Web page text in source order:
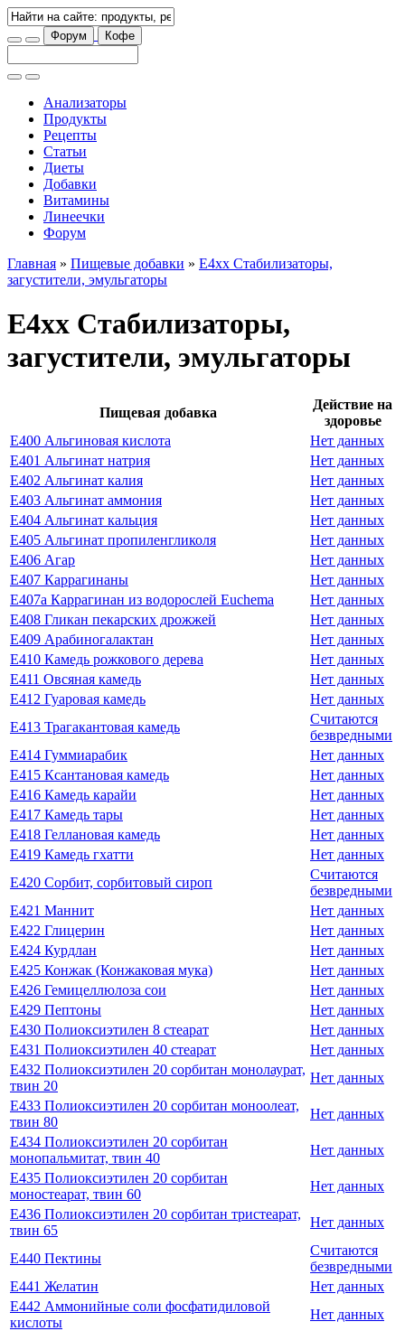
Форум Кофе
Анализаторы
Продукты
Рецепты
Статьи
Диеты
Добавки
Витамины
Линеечки
Форум
Главная » Пищевые добавки » E4xx Стабилизаторы,
загустители, эмульгаторы
E4xx Стабилизаторы,
загустители, эмульгаторы
Пищевая добавка
Действие на
здоровье
E400 Альгиновая кислота
Нет данных
E401 Альгинат натрия
Нет данных
E402 Альгинат калия
Нет данных
E403 Альгинат аммония
Нет данных
E404 Альгинат кальция
Нет данных
E405 Альгинат пропиленгликоля
Нет данных
E406 Агар
Нет данных
E407 Каррагинаны
Нет данных
E407a Каррагинан из водорослей Euchema
Нет данных
E408 Гликан пекарских дрожжей
Нет данных
E409 Арабиногалактан
Нет данных
E410 Камедь рожкового дерева
Нет данных
E411 Овсяная камедь
Нет данных
E412 Гуаровая камедь
Нет данных
E413 Трагакантовая камедь
Считаются
безвредными
E414 Гуммиарабик
Нет данных
E415 Ксантановая камедь
Нет данных
E416 Камедь карайи
Нет данных
E417 Камедь тары
Нет данных
E418 Геллановая камедь
Нет данных
E419 Камедь гхатти
Нет данных
E420 Сорбит, сорбитовый сироп
Считаются
безвредными
E421 Маннит
Нет данных
E422 Глицерин
Нет данных
E424 Курдлан
Нет данных
E425 Конжак (Конжаковая мука)
Нет данных
E426 Гемицеллюлоза сои
Нет данных
E429 Пептоны
Нет данных
E430 Полиоксиэтилен 8 стеарат
Нет данных
E431 Полиоксиэтилен 40 стеарат
Нет данных
E432 Полиоксиэтилен 20 сорбитан монолаурат,
твин 20
Нет данных
E433 Полиоксиэтилен 20 сорбитан моноолеат,
твин 80
Нет данных
E434 Полиоксиэтилен 20 сорбитан
монопальмитат, твин 40
Нет данных
E435 Полиоксиэтилен 20 сорбитан
моностеарат, твин 60
Нет данных
E436 Полиоксиэтилен 20 сорбитан тристеарат,
твин 65
Нет данных
E440 Пектины
Считаются
безвредными
E441 Желатин
Нет данных
E442 Аммонийные соли фосфатидиловой
кислоты
Нет данных